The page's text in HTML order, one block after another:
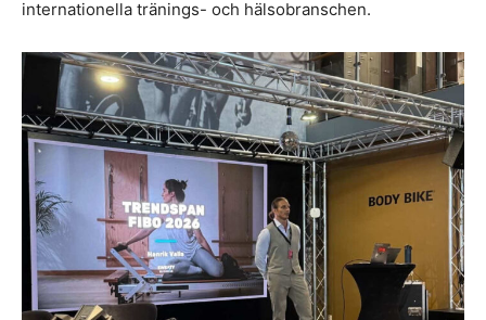
internationella tränings- och hälsobranschen.